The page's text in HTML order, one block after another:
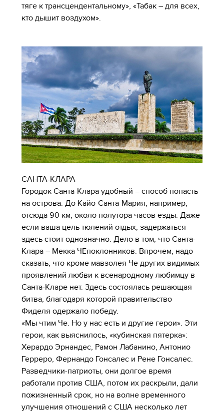
тяге к трансцендентальному», «Табак – для всех,
кто дышит воздухом».
САНТА-КЛАРА
Городок Санта-Клара удобный – способ попасть
на острова. До Кайо-Санта-Мария, например,
отсюда 90 км, около полутора часов езды. Даже
если ваша цель тюлений отдых, задержаться
здесь стоит однозначно. Дело в том, что Санта-
Клара – Мекка ЧЕпоклонников. Впрочем, надо
сказать, что кроме мавзолея Че других видимых
проявлений любви к всенародному любимцу в
Санта-Кларе нет. Здесь состоялась решающая
битва, благодаря которой правительство
Фиделя одержало победу.
«Мы чтим Че. Но у нас есть и другие герои». Эти
герои, как выяснилось, «кубинская пятерка»:
Херардо Эрнандес, Рамон Лабанино, Антонио
Герреро, Фернандо Гонсалес и Рене Гонсалес.
Разведчики-патриоты, они долгое время
работали против США, потом их раскрыли, дали
пожизненный срок, но на волне временного
улучшения отношений с США несколько лет